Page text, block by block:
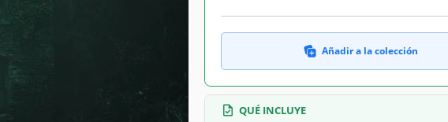
Añadir a la colección
QUÉ INCLUYE